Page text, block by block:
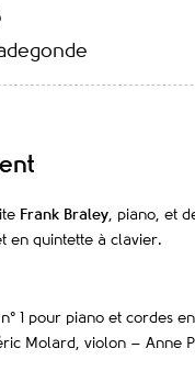
Frank Braley , piano, et
en quintette à clavier.
1 pour piano et cordes
Molard, violon – Anne